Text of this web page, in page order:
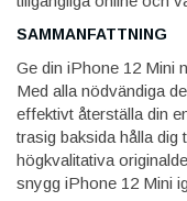
SAMMANFATTNING
Ge din iPhone 12 Mini
Med alla nödvändiga
effektivt återställa din
trasig baksida hålla dig
högkvalitativa
snygg iPhone 12 Mini